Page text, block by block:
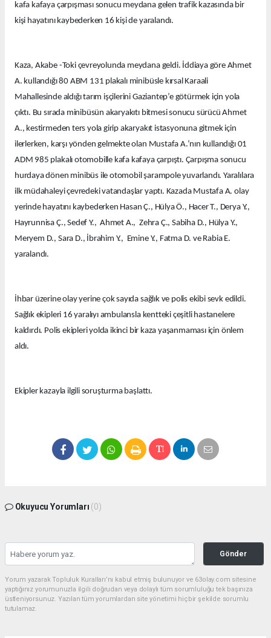
kafa kafaya çarpışması sonucu meydana gelen trafik kazasında bir
kişi hayatını kaybederken 16 kişi de yaralandı.
Kaza, Akabe -Toki çevreyolunda meydana geldi. İddiaya göre Ahmet
A. kullandığı 80 ABM 131 plakalı minibüsle kırsal Karaali
Mahallesinde aldığı tarım işçilerini Gaziantep’e götürmek için yola
çıktı. Bu sırada minibüsün akaryakıtı bitmesi sonucu sürücü Ahmet
A., kestirmeden ters yola girip akaryakıt istasyonuna gitmek için
ilerlerken, karşı yönden gelmekte olan Mustafa A.’nın kullandığı 01
ADM 985 plakalı otomobille kafa kafaya çarpıştı. Çarpışma sonucu
hurdaya dönen minibüs ile otomobil şarampole yuvarlandı. Yaralılara
ilk müdahaleyi çevredeki vatandaşlar yaptı. Kazada Mustafa A. olay
yerinde hayatını kaybederken Hasan Ç., Hülya Ö., Hacer T., Derya Y.,
Hayrunnisa Ç., Sedef Y., Ahmet A., Zehra Ç., Sabiha D., Hülya Y.,
Meryem D., Sara D., İbrahim Y., Emine Y., Fatma D. ve Rabia E.
yaralandı.
İhbar üzerine olay yerine çok sayıda sağlık ve polis ekibi sevk edildi.
Sağlık ekipleri 16 yaralıyı ambulansla kentteki çeşitli hastanelere
kaldırdı. Polis ekipleri yolda ikinci bir kaza yaşanmaması için önlem
aldı.
Ekipler kazayla ilgili soruşturma başlattı.
Okuyucu Yorumları (0)
Gönder
Yorum yazarak Topluluk Kuralları’nı kabul etmiş bulunuyor ve 63olay.com sitesine
yaptığınız yorumunuzla ilgili doğrudan veya dolaylı tüm sorumluluğu tek başınıza
üstleniyorsunuz. Yazılan tüm yorumlardan site yönetimi hiçbir şekilde sorumlu
tutulamaz.